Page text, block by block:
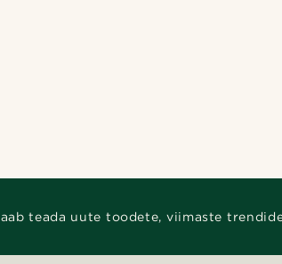
teada uute toodete, viimaste